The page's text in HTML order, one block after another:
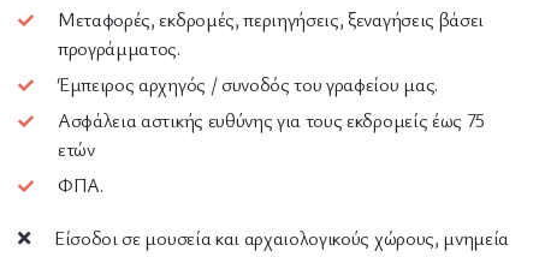
Μεταφορές, εκδρομές, περιηγήσεις, ξεναγήσεις βάσει
προγράμματος.
Έμπειρος αρχηγός / συνοδός του γραφείου μας.
Ασφάλεια αστικής ευθύνης για τους εκδρομείς έως 75
ετών
ΦΠΑ.
Είσοδοι σε μουσεία και αρχαιολογικούς χώρους, μνημεία